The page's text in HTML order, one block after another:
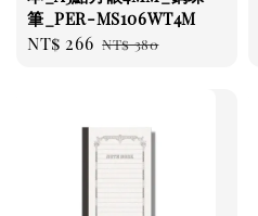
筆_PER-MS106WT4M
Sale
NT$ 266 Regular
NT$ 380